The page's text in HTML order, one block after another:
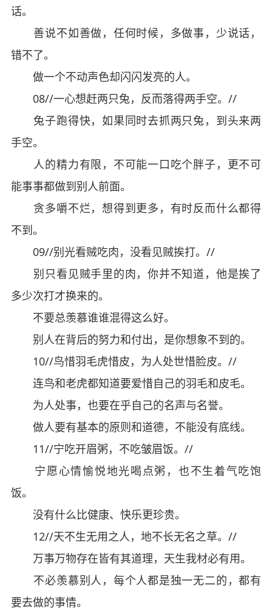
话。
善说不如善做，任何时候，多做事，少说话，
错不了。
做一个不动声色却闪闪发亮的人。
08//一心想赶两只兔，反而落得两手空。//
兔子跑得快，如果同时去抓两只兔，到头来两
手空。
人的精力有限，不可能一口吃个胖子，更不可
能事事都做到别人前面。
贪多嚼不烂，想得到更多，有时反而什么都得
不到。
09//别光看贼吃肉，没看见贼挨打。//
别只看见贼手里的肉，你并不知道，他是挨了
多少次打才换来的。
不要总羡慕谁谁混得这么好。
别人在背后的努力和付出，是你想象不到的。
10//鸟惜羽毛虎惜皮，为人处世惜脸皮。//
连鸟和老虎都知道要爱惜自己的羽毛和皮毛。
为人处事，也要在乎自己的名声与名誉。
做人要有基本的原则和道德，不能没有底线。
11//宁吃开眉粥，不吃皱眉饭。//
宁愿心情愉悦地光喝点粥，也不生着气吃饱
饭。
没有什么比健康、快乐更珍贵。
12//天不生无用之人，地不长无名之草。//
万事万物存在皆有其道理，天生我材必有用。
不必羡慕别人，每个人都是独一无二的，都有
要去做的事情。